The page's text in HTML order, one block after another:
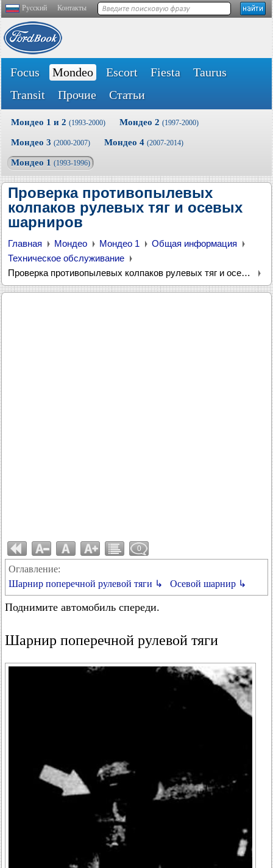
Русский Контакты
Focus Mondeo Escort Fiesta
Taurus
Transit
Прочие Статьи
Мондео 1 и 2 (1993-2000) Мондео 2 (1997-2000)
Мондео 3 (2000-2007) Мондео 4 (2007-2014)
Мондео 1 (1993-1996)
Проверка противопылевых
колпаков рулевых тяг и осевых
шарниров
Главная Мондео Мондео 1
Общая информация
Техническое обслуживание
Проверка противопылевых колпаков рулевых тяг и осевых шарниров
0
Оглавление:
Шарнир поперечной рулевой тяги ↳
Осевой шарнир ↳
Поднимите автомобиль спереди.
Шарнир поперечной рулевой тяги